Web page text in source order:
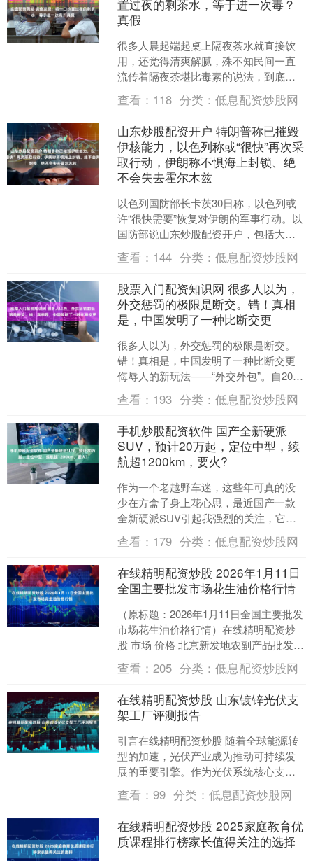
置过夜的剩茶水，等于进一次毒？
真假
很多人晨起端起桌上隔夜茶水就直接饮
用，还觉得清爽解腻，殊不知民间一直
流传着隔夜茶堪比毒素的说法，到底这
种说法是谣言还是事实实盘配资网站，
今天一次性给你讲透彻。 ....
查看： 118 分类：低息配资炒股网
山东炒股配资开户 特朗普称已摧毁
伊核能力，以色列称或“很快”再次采
取行动，伊朗称不惧海上封锁、绝
不会失去霍尔木兹
以色列国防部长卡茨30日称，以色列或
许“很快需要”恢复对伊朗的军事行动。以
国防部说山东炒股配资开户，包括大量
航空弹药在内，6500吨军事装备在过去
24小时内运抵....
查看： 144 分类：低息配资炒股网
股票入门配资知识网 很多人以为，
外交惩罚的极限是断交。错！真相
是，中国发明了一种比断交更
很多人以为，外交惩罚的极限是断交。
错！真相是，中国发明了一种比断交更
侮辱人的新玩法——“外交外包”。自2025
年5月起股票入门配资知识网，立陶宛境
内再无一名中国....
查看： 193 分类：低息配资炒股网
手机炒股配资软件 国产全新硬派
SUV，预计20万起，定位中型，续
航超1200km，要火?
作为一个老越野车迷，这些年可真的没
少在方盒子身上花心思，最近国产一款
全新硬派SUV引起我强烈的关注，它就
是全新212 T01插混版，看到这款车我确
实有点坐不住了....
查看： 179 分类：低息配资炒股网
在线精明配资炒股 2026年1月11日
全国主要批发市场花生油价格行情
（原标题：2026年1月11日全国主要批发
市场花生油价格行情）在线精明配资炒
股 市场 价格 北京新发地农副产品批发市
场信息中心 30.22 北京顺鑫石门国际农
产....
查看：205 分类：低息配资炒股网
在线精明配资炒股 山东镀锌光伏支
架工厂评测报告
引言在线精明配资炒股 随着全球能源转
型的加速，光伏产业成为推动可持续发
展的重要引擎。作为光伏系统核心支撑
结构的支架系统，其质量与性能直接影
响电站的稳定性与发电效....
查看：99 分类：低息配资炒股网
在线精明配资炒股 2025家庭教育优
质课程排行榜家长值得关注的选择